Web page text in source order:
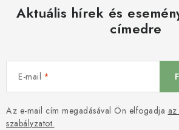
Aktuális hírek és
címedre
E-mail
Az e-mail cím megadásával Ön elfogadja
szabályzatot.